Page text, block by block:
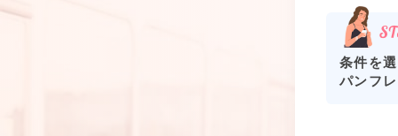
条件を
パンフ